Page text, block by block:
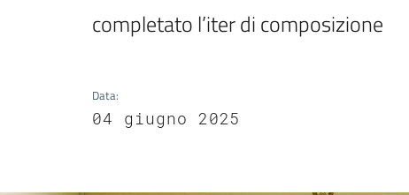
completato l’iter di composizione
Data:
04 giugno 2025